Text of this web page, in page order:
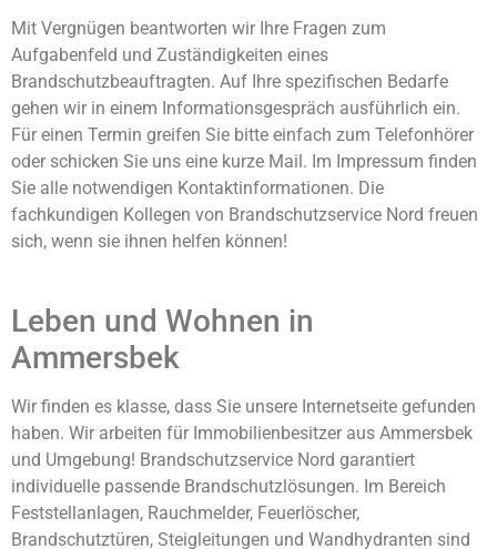
Mit Vergnügen beantworten wir Ihre Fragen zum
Aufgabenfeld und Zuständigkeiten eines
Brandschutzbeauftragten. Auf Ihre spezifischen Bedarfe
gehen wir in einem Informationsgespräch ausführlich ein.
Für einen Termin greifen Sie bitte einfach zum Telefonhörer
oder schicken Sie uns eine kurze Mail. Im Impressum finden
Sie alle notwendigen Kontaktinformationen. Die
fachkundigen Kollegen von Brandschutzservice Nord freuen
sich, wenn sie ihnen helfen können!
Leben und Wohnen in
Ammersbek
Wir finden es klasse, dass Sie unsere Internetseite gefunden
haben. Wir arbeiten für Immobilienbesitzer aus Ammersbek
und Umgebung! Brandschutzservice Nord garantiert
individuelle passende Brandschutzlösungen. Im Bereich
Feststellanlagen, Rauchmelder, Feuerlöscher,
Brandschutztüren, Steigleitungen und Wandhydranten sind